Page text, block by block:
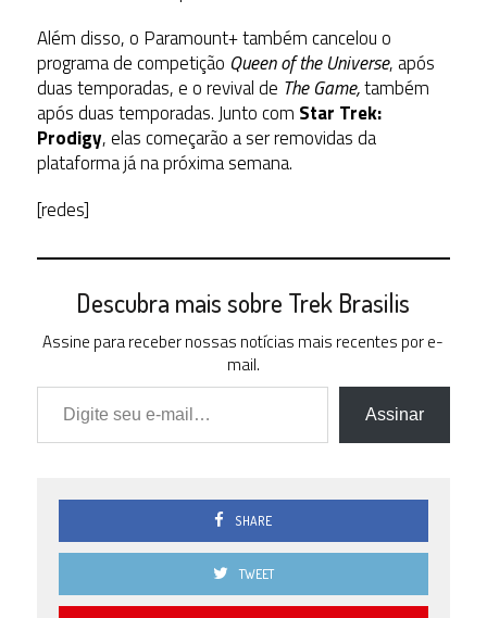
Além disso, o Paramount+ também cancelou o
programa de competição Queen of the Universe, após
duas temporadas, e o revival de The Game,também
após duas temporadas. Junto com Star Trek:
Prodigy, elas começarão a ser removidas da
plataforma já na próxima semana.
[redes]
Descubra mais sobre Trek Brasilis
Assine para receber nossas notícias mais recentes por e-
mail.
Digite seu e-mail…
Assinar
SHARE
TWEET